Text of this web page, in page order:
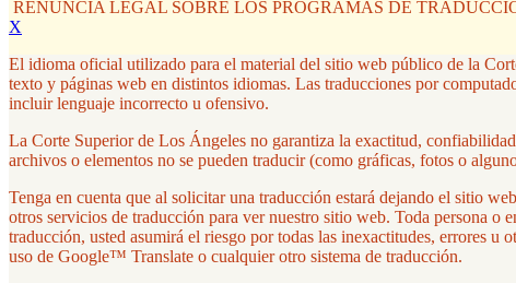
RENUNCIA LEGAL SOBRE LOS PROGRAMAS DE
X
El idioma oficial utilizado para el material del sitio web público de la
texto y páginas web en distintos idiomas. Las traducciones por
incluir lenguaje incorrecto u ofensivo.
La Corte Superior de Los Ángeles no garantiza la exactitud,
archivos o elementos no se pueden traducir (como gráficas, fotos o
Tenga en cuenta que al solicitar una traducción estará dejando el sitio
otros servicios de traducción para ver nuestro sitio web. Toda persona o
traducción, usted asumirá el riesgo por todas las inexactitudes, errores u
uso de Google™ Translate o cualquier otro sistema de traducción.